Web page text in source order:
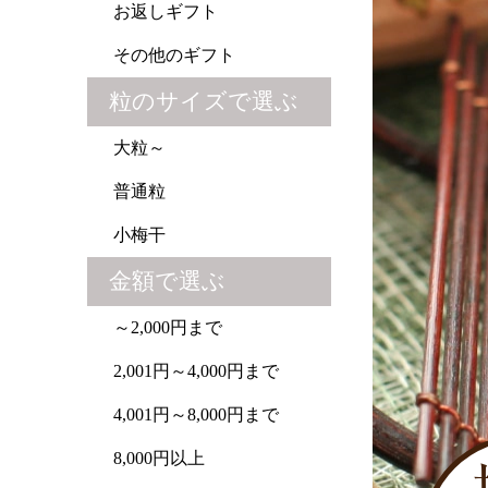
お返しギフト
その他のギフト
粒のサイズで選ぶ
大粒～
普通粒
小梅干
金額で選ぶ
～2,000円まで
2,001円～4,000円まで
4,001円～8,000円まで
8,000円以上